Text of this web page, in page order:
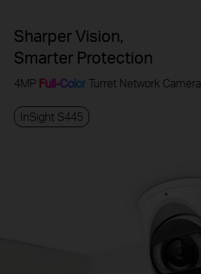
Sharper Vision,
Smarter Protection
4MP Full-Color Turret Network Camera
InSight S445